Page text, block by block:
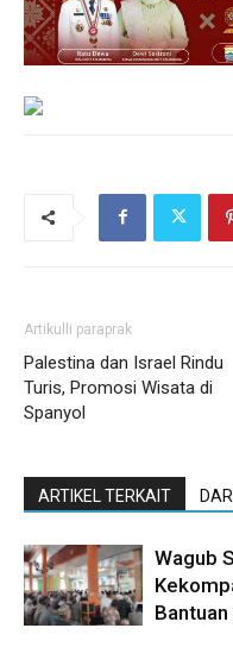
Artikulli paraprak
Palestina dan Israel Rindu
Turis, Promosi Wisata di
Spanyol
ARTIKEL TERKAIT
Wagub